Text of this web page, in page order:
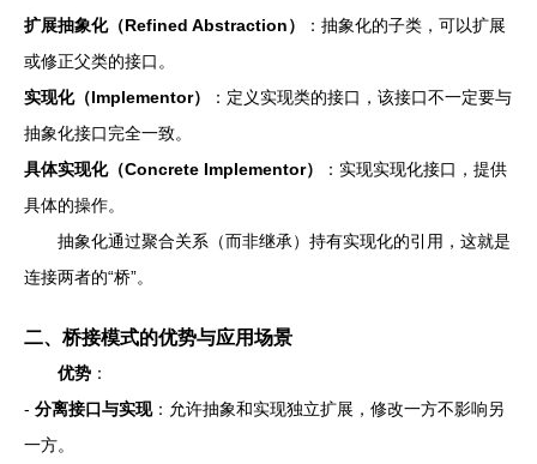
扩展抽象化（Refined Abstraction）
：抽象化的子类，可以扩展
或修正父类的接口。
实现化（Implementor）
：定义实现类的接口，该接口不一定要与
抽象化接口完全一致。
具体实现化（Concrete Implementor）
：实现实现化接口，提供
具体的操作。
抽象化通过聚合关系（而非继承）持有实现化的引用，这就是
连接两者的“桥”。
二、桥接模式的优势与应用场景
优势 ：
- 分离接口与实现：允许抽象和实现独立扩展，修改一方不影响另
一方。